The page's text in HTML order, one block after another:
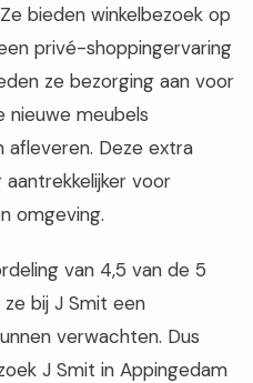
bieden winkelbezoek op
privé-shoppingervaring
ze bezorging aan voor
nieuwe meubels
afleveren. Deze extra
voor
omgeving.
van 4,5 van de 5
bij J Smit een
verwachten. Dus
J Smit in Appingedam